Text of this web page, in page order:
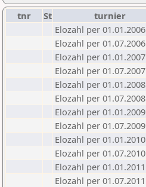
tnr St turnier
Elozahl per 01.01.2006
Elozahl per 01.07.2006
Elozahl per 01.01.2007
Elozahl per 01.07.2007
Elozahl per 01.01.2008
Elozahl per 01.07.2008
Elozahl per 01.01.2009
Elozahl per 01.07.2009
Elozahl per 01.01.2010
Elozahl per 01.07.2010
Elozahl per 01.01.2011
Elozahl per 01.07.2011